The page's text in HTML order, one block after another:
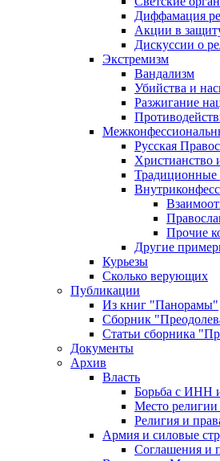
Диффамация
Акции в
Дискуссии о
Экстремизм
Вандализм
Убийства и
Разжигание
Русская
Христианство
Традиционные
Прочие
Другие
Курьезы
Сколько верующих
Публикации
Из книг "Панорамы"
Сборник
Статьи сборника
Документы
Архив
Власть
Борьба с ИНН
Место
Религия и
Армия и силовые
Соглашения и